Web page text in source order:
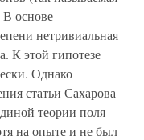
В основе
нетривиальная
К этой гипотезе
Однако
статьи Сахарова
теории поля
на опыте и не был